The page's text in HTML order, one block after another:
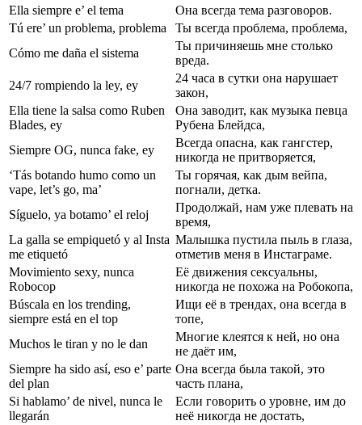
Ella siempre e’ el tema
Она всегда тема разговоров.
Tú ere’ un problema, problema
Ты всегда проблема, проблема,
Cómo me daña el sistema
Ты причиняешь мне столько
вреда.
24/7 rompiendo la ley, ey
24 часа в сутки она нарушает
закон,
Ella tiene la salsa como Ruben
Blades, ey
Она заводит, как музыка певца
Рубена Блейдса,
Siempre OG, nunca fake, ey
Всегда опасна, как гангстер,
никогда не притворяется,
‘Tás botando humo como un
vape, let’s go, ma’
Ты горячая, как дым вейпа,
погнали, детка.
Síguelo, ya botamo’ el reloj
Продолжай, нам уже плевать на
время,
La galla se empiquetó y al Insta
me etiquetó
Малышка пустила пыль в глаза,
отметив меня в Инстаграме.
Movimiento sexy, nunca
Robocop
Её движения сексуальны,
никогда не похожа на Робокопа,
Búscala en los trending,
siempre está en el top
Ищи её в трендах, она всегда в
топе,
Muchos le tiran y no le dan
Многие клеятся к ней, но она
не даёт им,
Siempre ha sido así, eso e’ parte
del plan
Она всегда была такой, это
часть плана,
Si hablamo’ de nivel, nunca le
llegarán
Если говорить о уровне, им до
неё никогда не достать,